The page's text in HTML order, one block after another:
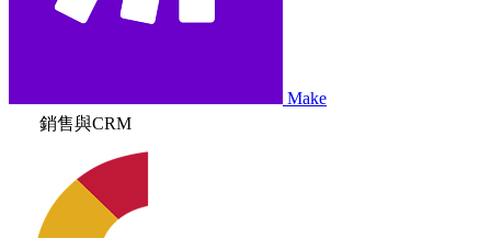
Make
銷售與CRM